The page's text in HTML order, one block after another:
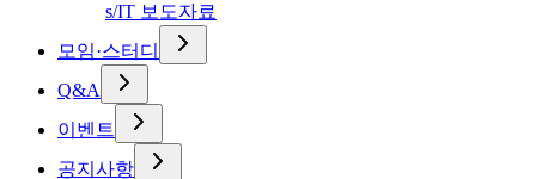
s/IT 보도자료
모임·스터디
Q&A
이벤트
공지사항